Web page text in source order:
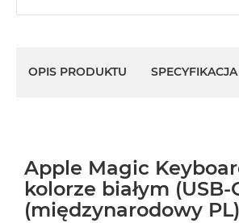
OPIS PRODUKTU SPECYFIKACJA
Apple Magic
kolorze białym
(międzynarodowy PL)